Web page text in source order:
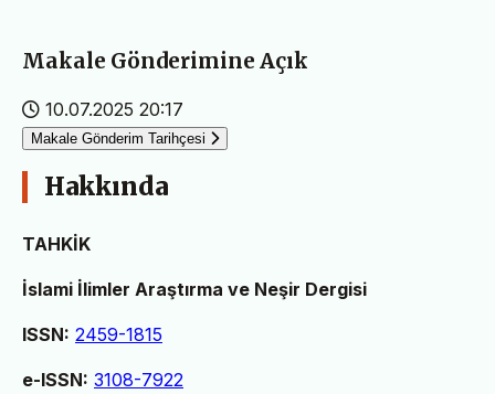
Makale Gönderimine Açık
10.07.2025 20:17
Makale Gönderim Tarihçesi
Hakkında
TAHKİK
İslami İlimler Araştırma ve Neşir Dergisi
ISSN: 2459-1815
e-ISSN: 3108-7922